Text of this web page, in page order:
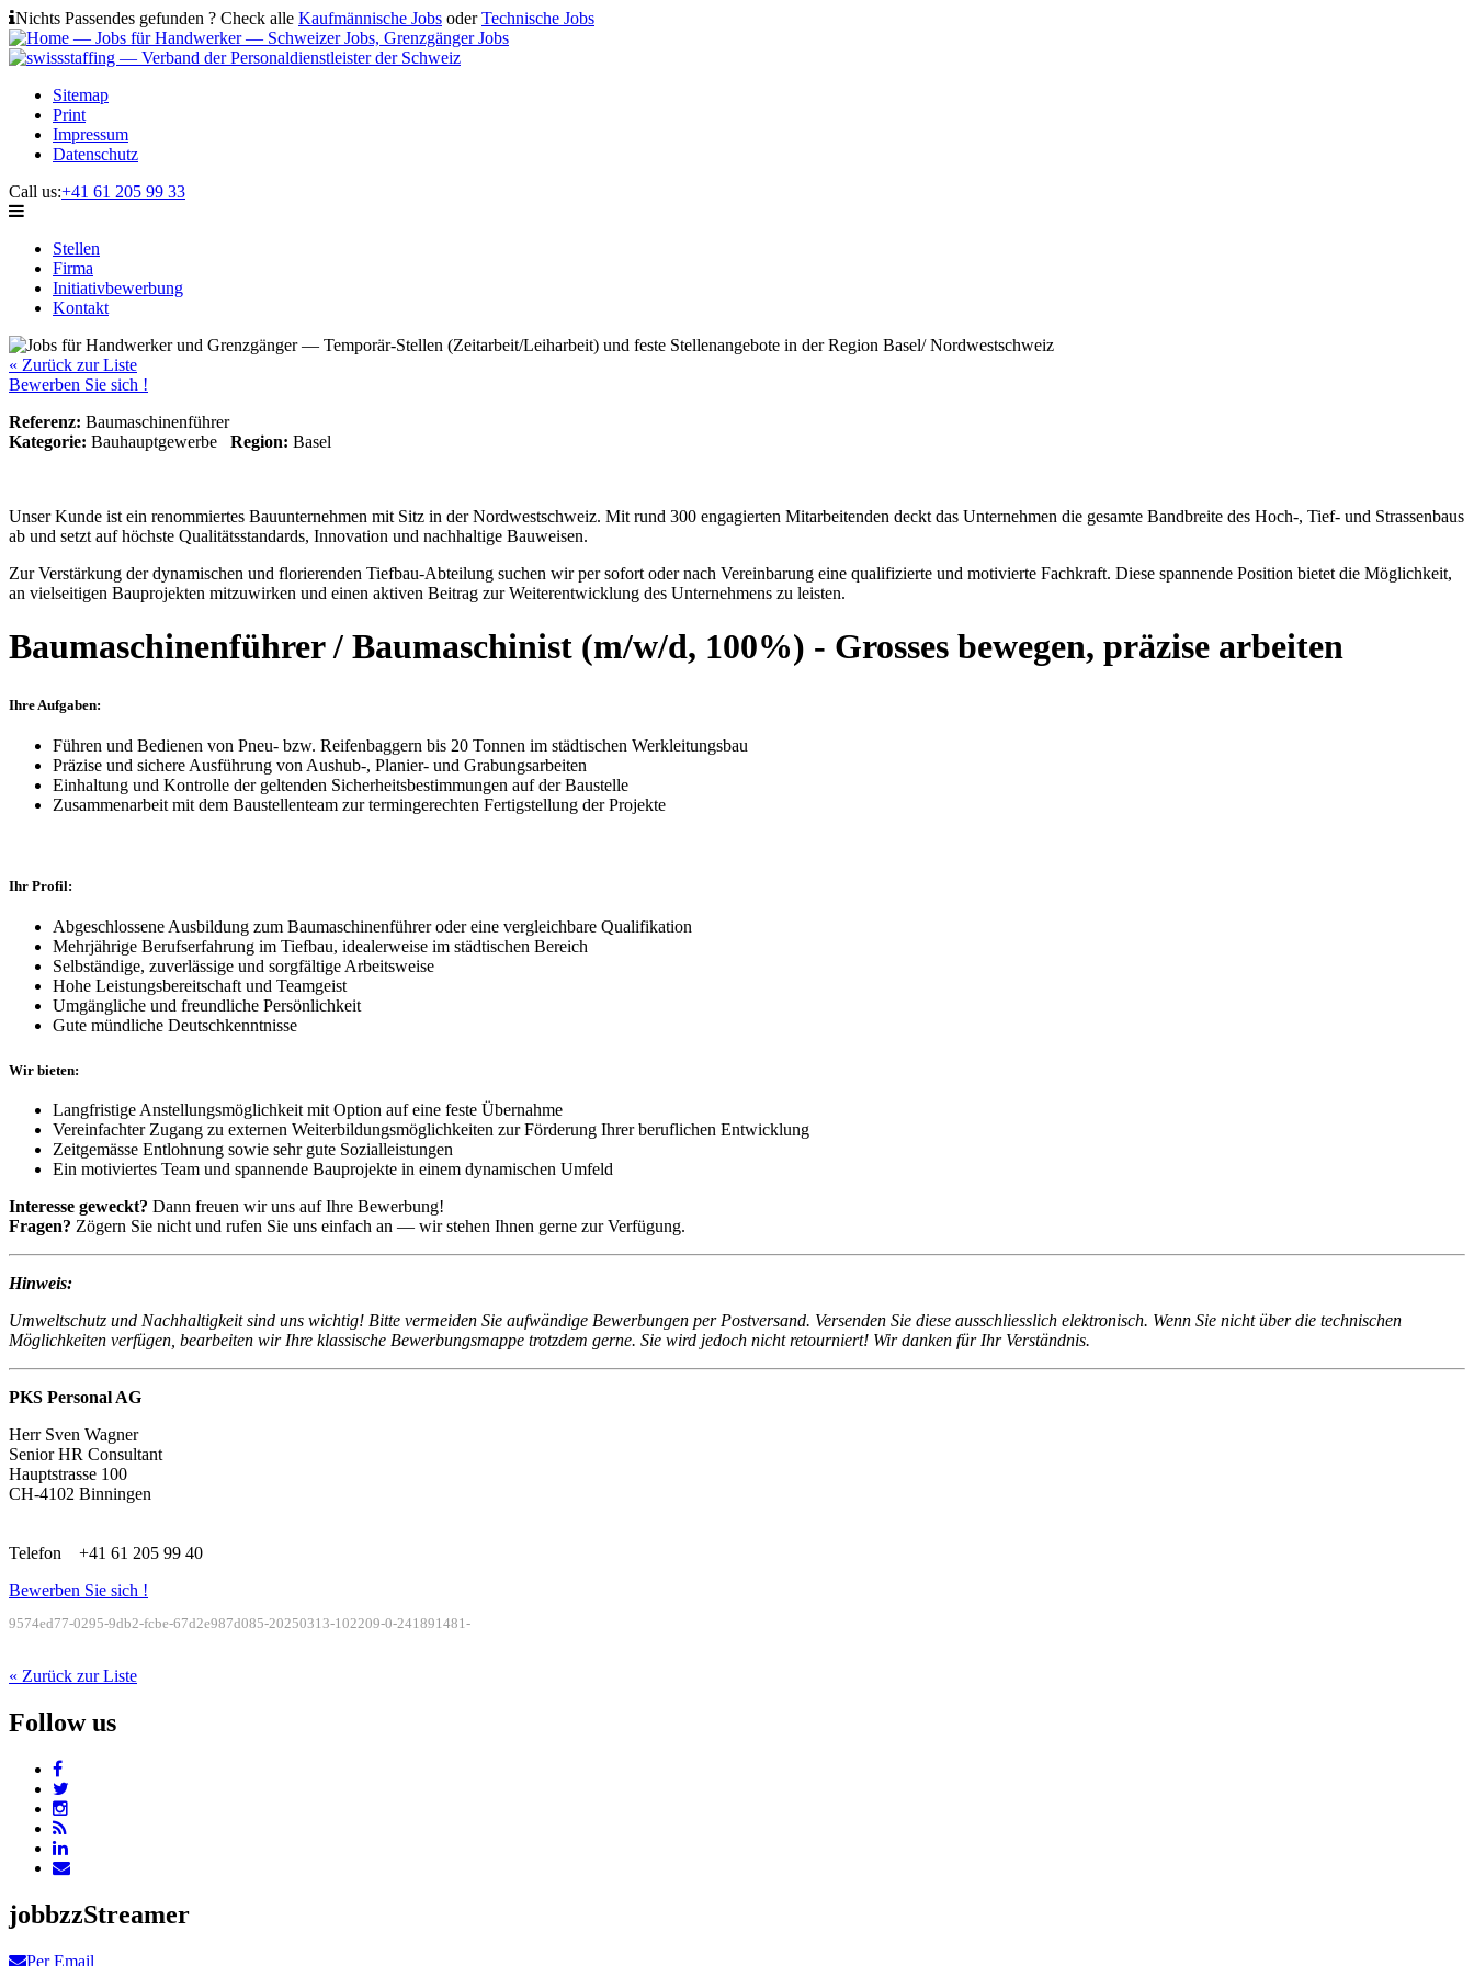
Nichts Passendes gefunden ? Check alle Kaufmännische Jobs oderTechnische Jobs
Sitemap
Print
Impressum
Datenschutz
Call us:+41 61 205 99 33
Stellen
Firma
Initiativbewerbung
Kontakt
« Zurück zur Liste
Bewerben Sie sich !
Referenz: Baumaschinenführer
Kategorie: Bauhauptgewerbe Region: Basel
Unser Kunde ist ein renommiertes Bauunternehmen mit Sitz in der Nordwestschweiz. Mit rund 300 engagierten Mitarbeitenden deckt das Unternehmen die gesamte Bandbreite des Hoch-, Tief- und Strassenbaus
ab und setzt auf höchste Qualitätsstandards, Innovation und nachhaltige Bauweisen.
Zur Verstärkung der dynamischen und florierenden Tiefbau-Abteilung suchen wir per sofort oder nach Vereinbarung eine qualifizierte und motivierte Fachkraft. Diese spannende Position bietet die Möglichkeit,
an vielseitigen Bauprojekten mitzuwirken und einen aktiven Beitrag zur Weiterentwicklung des Unternehmens zu leisten.
Baumaschinenführer / Baumaschinist (m/w/d, 100%) - Grosses bewegen, präzise arbeiten
Ihre Aufgaben:
Führen und Bedienen von Pneu- bzw. Reifenbaggern bis 20 Tonnen im städtischen Werkleitungsbau
Präzise und sichere Ausführung von Aushub-, Planier- und Grabungsarbeiten
Einhaltung und Kontrolle der geltenden Sicherheitsbestimmungen auf der Baustelle
Zusammenarbeit mit dem Baustellenteam zur termingerechten Fertigstellung der Projekte
Ihr Profil:
Abgeschlossene Ausbildung zum Baumaschinenführeroder eine vergleichbare Qualifikation
Mehrjährige Berufserfahrung im Tiefbau, idealerweise im städtischen Bereich
Selbständige, zuverlässige und sorgfältige Arbeitsweise
Hohe Leistungsbereitschaft und Teamgeist
Umgängliche und freundliche Persönlichkeit
Gute mündliche Deutschkenntnisse
Wir bieten:
Langfristige Anstellungsmöglichkeitmit Option auf eine feste Übernahme
Vereinfachter Zugang zu externen Weiterbildungsmöglichkeiten zur Förderung Ihrer beruflichen Entwicklung
Zeitgemässe Entlohnung sowie sehr gute Sozialleistungen
Ein motiviertes Team und spannende Bauprojekte in einem dynamischen Umfeld
Interesse geweckt? Dann freuen wir uns auf Ihre Bewerbung!
Fragen? Zögern Sie nicht und rufen Sie uns einfach an — wir stehen Ihnen gerne zur Verfügung.
Hinweis:
Umweltschutz und Nachhaltigkeit sind uns wichtig! Bitte vermeiden Sie aufwändige Bewerbungen per Postversand. Versenden Sie diese ausschliesslich elektronisch. Wenn Sie nicht über die technischen
Möglichkeiten verfügen, bearbeiten wir Ihre klassische Bewerbungsmappe trotzdem gerne. Sie wird jedoch nicht retourniert! Wir danken für Ihr Verständnis.
PKS Personal AG
Herr Sven Wagner
Senior HR Consultant
Hauptstrasse 100
CH-4102 Binningen
Telefon +41 61 205 99 40
Bewerben Sie sich !
9574ed77-0295-9db2-fcbe-67d2e987d085-20250313-102209-0-241891481-
« Zurück zur Liste
Follow us
jobbzzStreamer
Per Email